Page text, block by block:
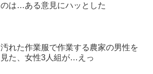
のは…ある意見にハッとした
汚れた作業服で作業する農家の男性を
見た、女性3人組が…えっ